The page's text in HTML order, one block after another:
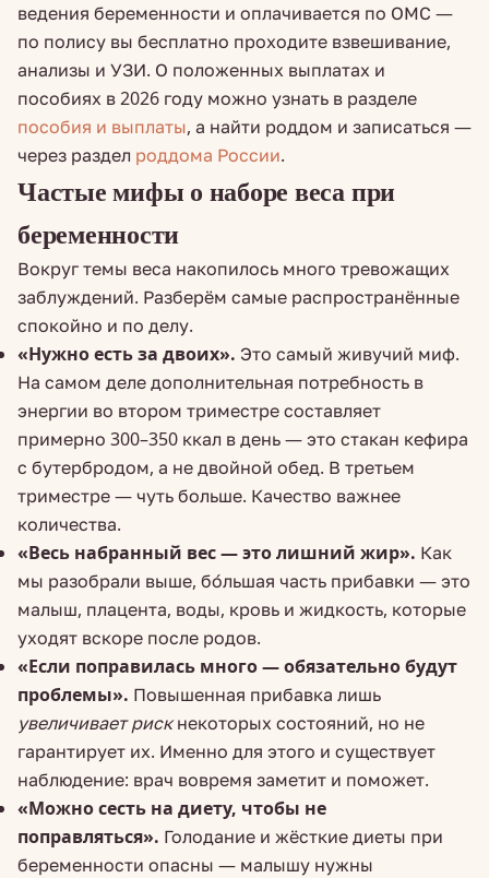
ведения беременности и оплачивается по ОМС —
по полису вы бесплатно проходите взвешивание,
анализы и УЗИ. О положенных выплатах и
пособиях в 2026 году можно узнать в разделе
пособия и выплаты, а найти роддом и записаться —
через раздел роддома России.
Частые мифы о наборе веса при
беременности
Вокруг темы веса накопилось много тревожащих
заблуждений. Разберём самые распространённые
спокойно и по делу.
«Нужно есть за двоих». Это самый живучий миф.
На самом деле дополнительная потребность в
энергии во втором триместре составляет
примерно 300–350 ккал в день — это стакан кефира
с бутербродом, а не двойной обед. В третьем
триместре — чуть больше. Качество важнее
количества.
«Весь набранный вес — это лишний жир». Как
мы разобрали выше, бо́льшая часть прибавки — это
малыш, плацента, воды, кровь и жидкость, которые
уходят вскоре после родов.
«Если поправилась много — обязательно будут
проблемы». Повышенная прибавка лишь
увеличивает рискнекоторых состояний, но не
гарантирует их. Именно для этого и существует
наблюдение: врач вовремя заметит и поможет.
«Можно сесть на диету, чтобы не
поправляться». Голодание и жёсткие диеты при
беременности опасны — малышу нужны